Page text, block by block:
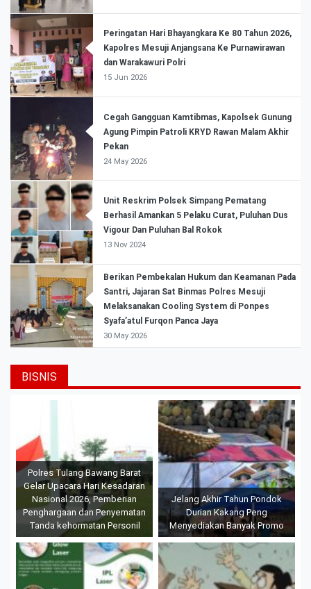
Peringatan Hari Bhayangkara Ke 80 Tahun 2026,
Kapolres Mesuji Anjangsana Ke Purnawirawan
dan Warakawuri Polri
15 Jun 2026
Cegah Gangguan Kamtibmas, Kapolsek Gunung
Agung Pimpin Patroli KRYD Rawan Malam Akhir
Pekan
24 May 2026
Unit Reskrim Polsek Simpang Pematang
Berhasil Amankan 5 Pelaku Curat, Puluhan Dus
Vigour Dan Puluhan Bal Rokok
13 Nov 2024
Berikan Pembekalan Hukum dan Keamanan Pada
Santri, Jajaran Sat Binmas Polres Mesuji
Melaksanakan Cooling System di Ponpes
Syafa’atul Furqon Panca Jaya
30 May 2026
BISNIS
Polres Tulang Bawang Barat
Gelar Upacara Hari Kesadaran
Nasional 2026, Pemberian
Penghargaan dan Penyematan
Tanda kehormatan Personil
Jelang Akhir Tahun Pondok
Durian Kakang Peng
Menyediakan Banyak Promo